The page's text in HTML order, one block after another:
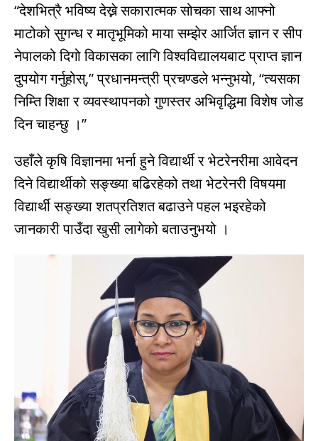
“देशभित्रै भविष्य देख्ने सकारात्मक सोचका साथ आफ्नो
माटोको सुगन्ध र मातृभूमिको माया सम्झेर आर्जित ज्ञान र सीप
नेपालको दिगो विकासका लागि विश्वविद्यालयबाट प्राप्त ज्ञान
दुपयोग गर्नुहोस्,” प्रधानमन्त्री प्रचण्डले भन्नुभयो, “त्यसका
निम्ति शिक्षा र व्यवस्थापनको गुणस्तर अभिवृद्धिमा विशेष जोड
दिन चाहन्छु ।”
उहाँले कृषि विज्ञानमा भर्ना हुने विद्यार्थी र भेटरेनरीमा आवेदन
दिने विद्यार्थीको सङ्ख्या बढिरहेको तथा भेटरेनरी विषयमा
विद्यार्थी सङ्ख्या शतप्रतिशत बढाउने पहल भइरहेको
जानकारी पाउँदा खुसी लागेको बताउनुभयो ।